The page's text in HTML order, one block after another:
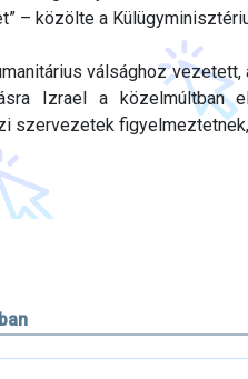
– közölte a
válsághoz
Izrael a közelmúltban
szervezetek